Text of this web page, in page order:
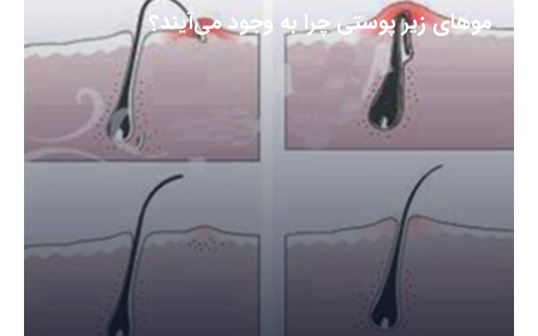
مو‌های زیر پوستی چرا به وجود می‌آیند؟